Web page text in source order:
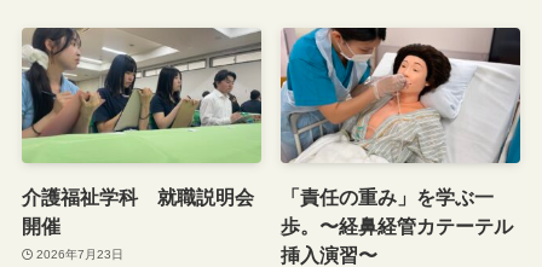
介護福祉学科 就職説明会
開催
2026年7月23日
「責任の重み」を学ぶ一
歩。〜経鼻経管カテーテル
挿入演習〜